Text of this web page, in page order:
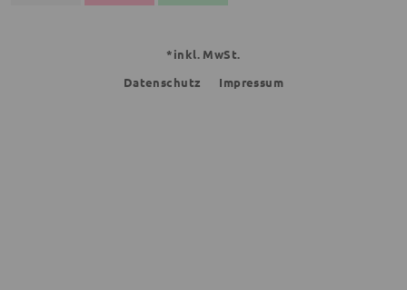
*inkl. MwSt.
Datenschutz
Impressum